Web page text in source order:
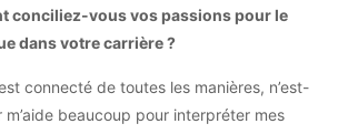
conciliez-vous vos passions pour le
dans votre carrière ?
connecté de toutes les manières, n’est-
beaucoup pour interpréter mes